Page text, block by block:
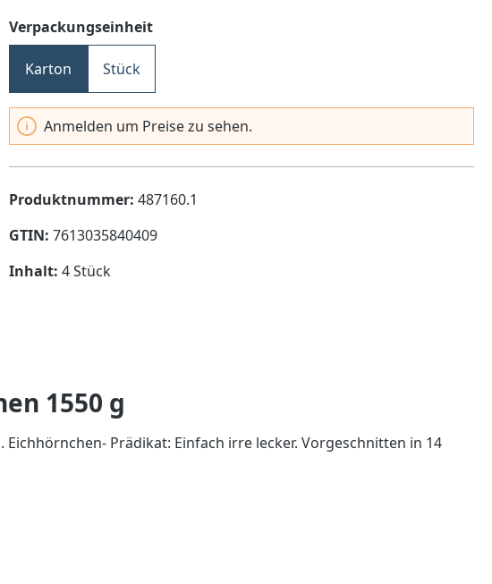
Verpackungseinheitauswählen
Karton Stück
Anmelden um Preise zu sehen.
Produktnummer: 487160.1
GTIN: 7613035840409
Inhalt: 4 Stück
1550 g
Prädikat: Einfach irre lecker. Vorgeschnitten in 14